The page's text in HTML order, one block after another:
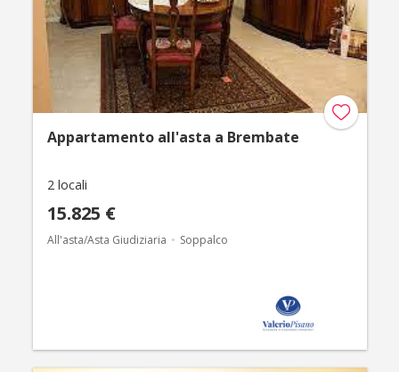
Appartamento all'asta a Brembate
2 locali
15.825 €
All'asta/Asta Giudiziaria Soppalco